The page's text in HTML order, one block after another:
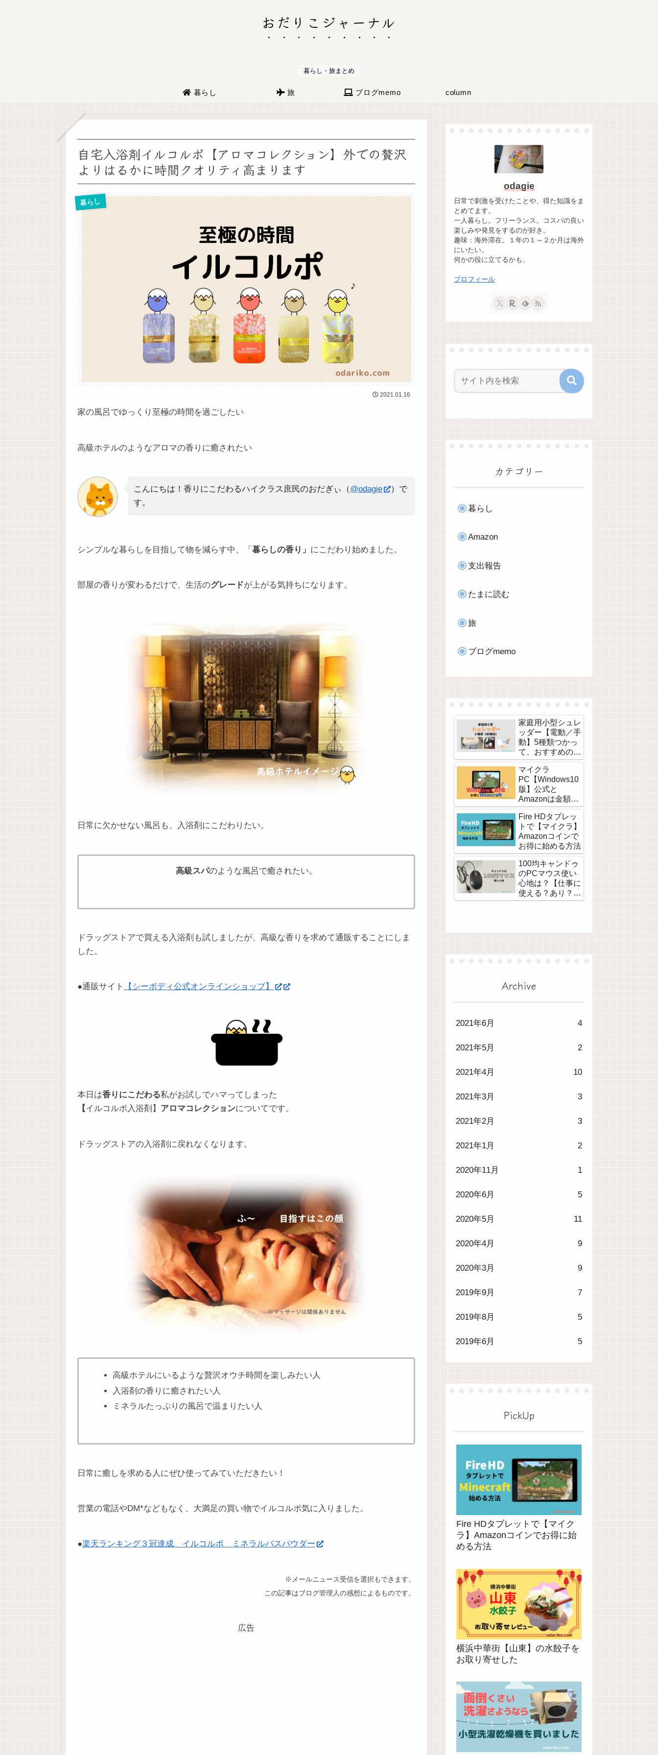
おだりこジャーナル
暮らし・旅まとめ
暮らし 旅 ブログmemo column
自宅入浴剤イルコルポ【アロマコレクション】外での贅沢
よりはるかに時間クオリティ高まります
暮らし
2021.01.16
家の風呂でゆっくり至極の時間を過ごしたい
高級ホテルのようなアロマの香りに癒されたい
こんにちは！香りにこだわるハイクラス庶民のおだぎぃ（@odagie
）で
す。
シンプルな暮らしを目指して物を減らす中、「 暮らしの香り」 にこだわり始めました。
部屋の香りが変わるだけで、生活のグレードが上がる気持ちになります。
日常に欠かせない風呂も、入浴剤にこだわりたい。
高級スパのような風呂で癒されたい。
ドラッグストアで買える入浴剤も試しましたが、高級な香りを求めて通販することにしま
した。
●通販サイト 【シーボディ公式オンラインショップ】
本日は香りにこだわる私がお試しでハマってしまった
【イルコルポ入浴剤】 アロマコレクションについてです。
ドラッグストアの入浴剤に戻れなくなります。
高級ホテルにいるような贅沢オウチ時間を楽しみたい人
入浴剤の香りに癒されたい人
ミネラルたっぷりの風呂で温まりたい人
日常に癒しを求める人にぜひ使ってみていただきたい！
営業の電話やDM*などもなく、大満足の買い物でイルコルポ気に入りました。
●楽天ランキング３冠達成 イルコルポ ミネラルバスパウダー
※メールニュース受信を選択もできます。
この記事はブログ管理人の感想によるものです。
広告
odagie
日常で刺激を受けたことや、得た知識をま
とめてます。
一人暮らし。フリーランス。コスパの良い
楽しみや発見をするのが好き。
趣味：海外滞在。１年の１～２か月は海外
にいたい。
何かの役に立てるかも。
プロフィール
カテゴリー
暮らし
Amazon
支出報告
たまに読む
旅
ブログmemo
家庭用小型シュレ
ッダー【電動／手
動】5種類つかっ
て、おすすめのコ
ンパクト卓上サイ
ズ
マイクラ
PC【Windows10
版】公式と
Amazonは金額が
違う！
Fire HDタブレッ
トで【マイクラ】
Amazonコインで
お得に始める方法
100均キャンドゥ
のPCマウス使い
心地は？【仕事に
使える？あり？な
し】購入レビュ
Archive
2021年6月 4
2021年5月 2
2021年4月 10
2021年3月 3
2021年2月 3
2021年1月 2
2020年11月 1
2020年6月 5
2020年5月 11
2020年4月 9
2020年3月 9
2019年9月 7
2019年8月 5
2019年6月 5
PickUp
Fire HDタブレットで【マイク
ラ】Amazonコインでお得に始
める方法
横浜中華街【山東】の水餃子を
お取り寄せした